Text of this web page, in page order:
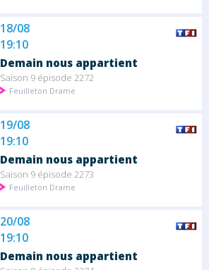
18/08
19:10
Demain nous appartient
Saison 9 épisode 2272
Feuilleton Drame
19/08
19:10
Demain nous appartient
Saison 9 épisode 2273
Feuilleton Drame
20/08
19:10
Demain nous appartient